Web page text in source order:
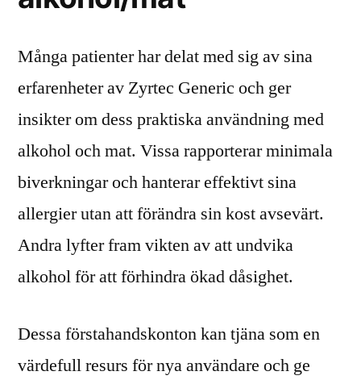
Många patienter har delat med sig av sina
erfarenheter av Zyrtec Generic och ger
insikter om dess praktiska användning med
alkohol och mat. Vissa rapporterar minimala
biverkningar och hanterar effektivt sina
allergier utan att förändra sin kost avsevärt.
Andra lyfter fram vikten av att undvika
alkohol för att förhindra ökad dåsighet.
Dessa förstahandskonton kan tjäna som en
värdefull resurs för nya användare och ge